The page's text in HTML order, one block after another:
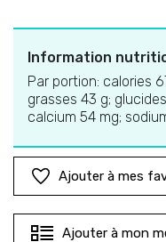
Information
Par portion: calories
grasses 43 g;
calcium 54 mg;
Ajouter à mes
Ajouter à mon